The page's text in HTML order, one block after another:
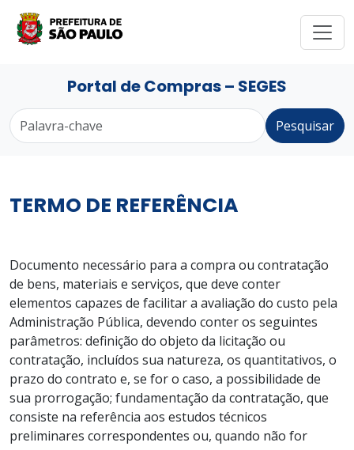
Portal de Compras – SEGES
Pesquisar
TERMO DE REFERÊNCIA
Documento necessário para a compra ou contratação
de bens, materiais e serviços, que deve conter
elementos capazes de facilitar a avaliação do custo pela
Administração Pública, devendo conter os seguintes
parâmetros: definição do objeto da licitação ou
contratação, incluídos sua natureza, os quantitativos, o
prazo do contrato e, se for o caso, a possibilidade de
sua prorrogação; fundamentação da contratação, que
consiste na referência aos estudos técnicos
preliminares correspondentes ou, quando não for